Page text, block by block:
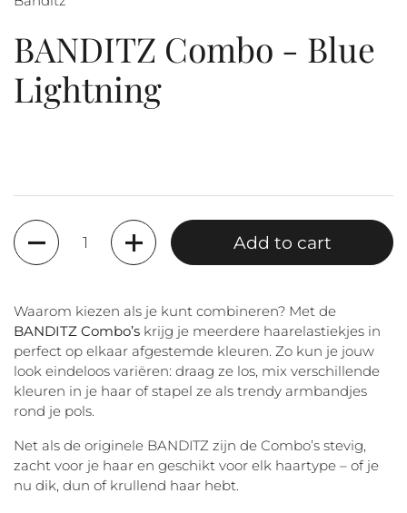
BANDITZ Combo - Blue
Lightning
Quantity
Add to cart
Waarom kiezen als je kunt combineren? Met de
BANDITZ Combo’s krijg je meerdere haarelastiekjes in
perfect op elkaar afgestemde kleuren. Zo kun je jouw
look eindeloos variëren: draag ze los, mix verschillende
kleuren in je haar of stapel ze als trendy armbandjes
rond je pols.
Net als de originele BANDITZ zijn de Combo’s stevig,
zacht voor je haar en geschikt voor elk haartype – of je
nu dik, dun of krullend haar hebt.